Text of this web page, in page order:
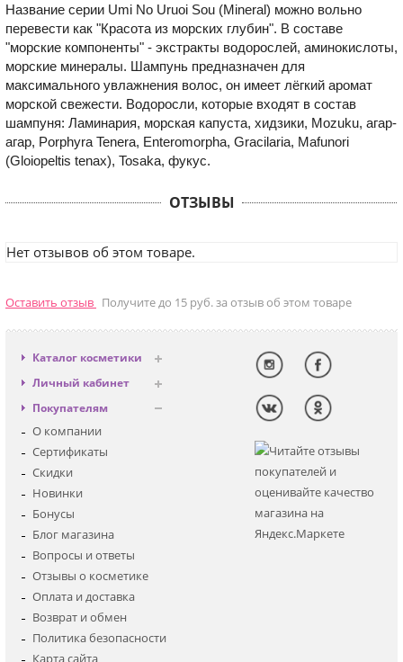
Название серии Umi No Uruoi Sou (Mineral) можно вольно
перевести как "Красота из морских глубин". В составе
"морские компоненты" - экстракты водорослей, аминокислоты,
морские минералы. Шампунь предназначен для
максимального увлажнения волос, он имеет лёгкий аромат
морской свежести. Водоросли, которые входят в состав
шампуня: Ламинария, морская капуста, хидзики, Mozuku, агар-
агар, Porphyra Tenera, Enteromorpha, Gracilaria, Mafunori
(Gloiopeltis tenax), Tosaka, фукус.
ОТЗЫВЫ
Нет отзывов об этом товаре.
Оставить отзыв Получите до 15 руб. за отзыв об этом товаре
Каталог косметики
Антивозрастная
Декоративная
Для глаз
Для тела
Наборы
Детская
Личный кабинет
Вход
Регистрация
Покупателям
О компании
Сертификаты
Скидки
Новинки
Бонусы
Блог магазина
Вопросы и ответы
Отзывы о косметике
Оплата и доставка
Возврат и обмен
Политика безопасности
Карта сайта